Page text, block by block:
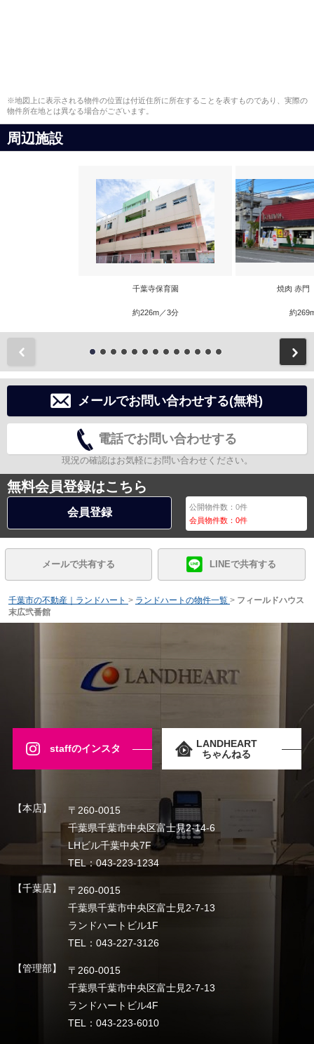
※地図上に表示される物件の位置は付近住所に所在することを表すものであり、実際の
物件所在地とは異なる場合がございます。
周辺施設
千葉寺保育園
約226m／3分
焼肉 赤
約
メールでお問い合わせする(無料)
電話でお問い合わせする
現況の確認はお気軽にお問い合わせください。
無料会員登録はこちら
会員登録 公開物件数：0件
会員物件数：0件
メールで共有する LINEで共有する
千葉市の不動産｜ランドハート > ランドハートの物件一覧 > フィールドハウス
末広弐番館
staffのインスタ
LANDHEART
ちゃんねる
【本店】
〒260-0015
千葉県千葉市中央区富士見2-14-6
LHビル千葉中央7F
TEL：043-223-1234
【千葉店】
〒260-0015
千葉県千葉市中央区富士見2-7-13
ランドハートビル1F
TEL：043-227-3126
【管理部】
〒260-0015
千葉県千葉市中央区富士見2-7-13
ランドハートビル4F
TEL：043-223-6010